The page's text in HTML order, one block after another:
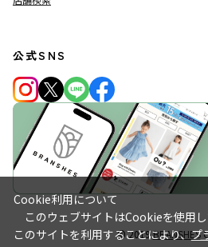
公式SNS
© 2019BRANSHES
Cookie利用について
このウェブサイトはCookieを使用し
このサイトを利用することにより、プ